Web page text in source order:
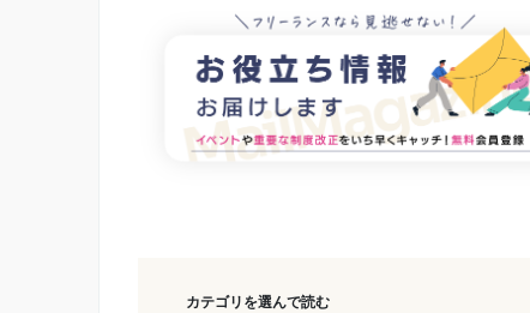
カテゴリを選んで読む